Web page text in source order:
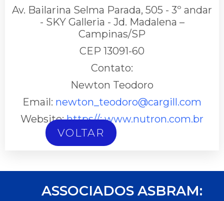
Av. Bailarina Selma Parada, 505 - 3º andar
- SKY Galleria - Jd. Madalena –
Campinas/SP
CEP 13091-60
Contato:
Newton Teodoro
Email: newton_teodoro@cargill.com
Website:https//: www.nutron.com.br
VOLTAR
ASSOCIADOS ASBRAM: